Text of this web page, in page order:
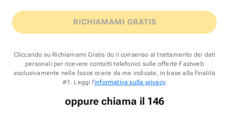
RICHIAMAMI GRATIS
Cliccando su Richiamami Gratis do il consenso al trattamento dei dati
personali per ricevere contatti telefonici sulle offerte Fastweb
esclusivamente nelle fasce orarie da me indicate, in base alla finalità
#1. Leggi l'informativa sulla privacy.
oppure chiama il 146